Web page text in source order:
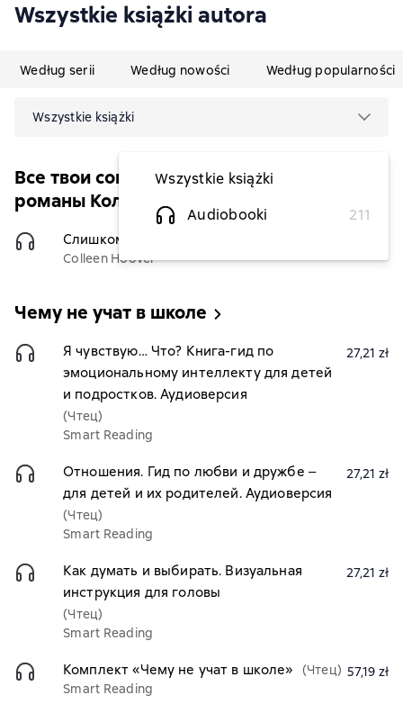
Wszystkie książki autora
Według serii Według nowości Według popularności
Wszystkie książki
Wszystkie książki
Audiobooki
211
Все твои совершенства. Главные
романы Колин Гувер
Слишком поздно
Colleen Hoover
Чему не учат в школе
Я чувствую… Что? Книга-гид по
эмоциональному интеллекту для детей
и подростков. Аудиоверсия
(Чтец)
Smart Reading
27,21 zł
Отношения. Гид по любви и дружбе ‒
для детей и их родителей. Аудиоверсия
(Чтец)
Smart Reading
27,21 zł
Как думать и выбирать. Визуальная
инструкция для головы
(Чтец)
Smart Reading
27,21 zł
Комплект «Чему не учат в школе»
(Чтец)
Smart Reading
57,19 zł